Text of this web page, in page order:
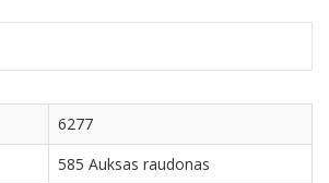
6277
585 Auksas raudonas